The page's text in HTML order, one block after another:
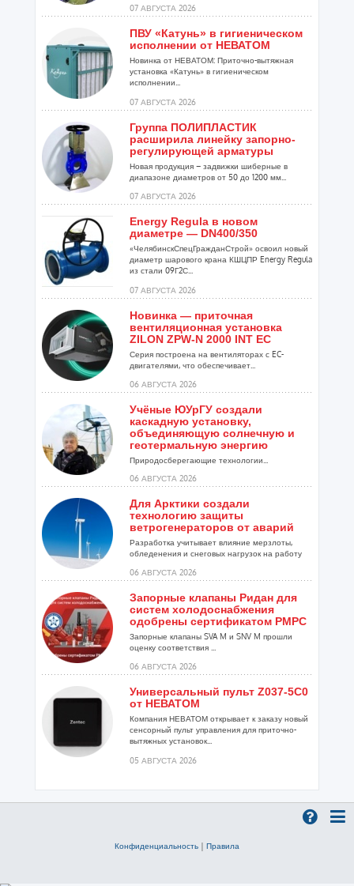
07 АВГУСТА 2026
ПВУ «Катунь» в гигиеническом
исполнении от НЕВАТОМ
Новинка от НЕВАТОМ: Приточно-вытяжная
установка «Катунь» в гигиеническом
исполнении...
07 АВГУСТА 2026
Группа ПОЛИПЛАСТИК
расширила линейку запорно-
регулирующей арматуры
Новая продукция – задвижки шиберные в
диапазоне диаметров от 50 до 1200 мм...
07 АВГУСТА 2026
Energy Regula в новом
диаметре — DN400/350
«ЧелябинскСпецГражданСтрой» освоил новый
диаметр шарового крана КШЦПР Energy Regula
из стали 09Г2С...
07 АВГУСТА 2026
Новинка — приточная
вентиляционная установка
ZILON ZPW-N 2000 INT EC
Серия построена на вентиляторах с EC-
двигателями, что обеспечивает...
06 АВГУСТА 2026
Учёные ЮУрГУ создали
каскадную установку,
объединяющую солнечную и
геотермальную энергию
Природосберегающие технологии...
06 АВГУСТА 2026
Для Арктики создали
технологию защиты
ветрогенераторов от аварий
Разработка учитывает влияние мерзлоты,
обледенения и снеговых нагрузок на работу
06 АВГУСТА 2026
Запорные клапаны Ридан для
систем холодоснабжения
одобрены сертификатом РМРС
Запорные клапаны SVA M и SNV M прошли
оценку соответствия ...
06 АВГУСТА 2026
Универсальный пульт Z037-5C0
от НЕВАТОМ
Компания НЕВАТОМ открывает к заказу новый
сенсорный пульт управления для приточно-
вытяжных установок...
05 АВГУСТА 2026
расширения ...
Конфиденциальность | Правила